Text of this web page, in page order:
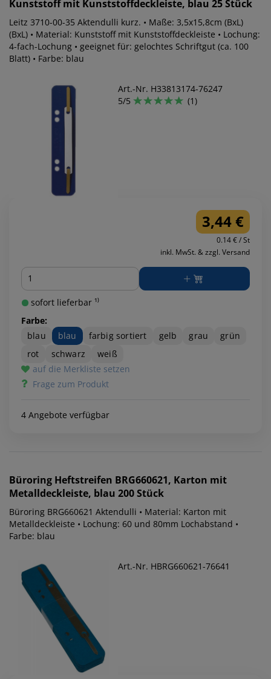
Kunststoff mit Kunststoffdeckleiste, blau 25 Stück
Leitz 3710-00-35 Aktendulli kurz. • Maße: 3,5x15,8cm (BxL)
(BxL) • Material: Kunststoff mit Kunststoffdeckleiste • Lochung:
4-fach-Lochung • geeignet für: gelochtes Schriftgut (ca. 100
Blatt) • Farbe: blau
Art.-Nr. H33813174-76247
5/5
(1)
3,44 €
0.14 € / St
inkl. MwSt. & zzgl. Versand
Menge
sofort lieferbar ¹⁾
Farbe:
blau
blau farbig sortiert gelb grau
grün
rot
schwarz
weiß
auf die Merkliste setzen
Frage zum Produkt
4 Angebote verfügbar
Büroring Heftstreifen BRG660621, Karton mit
Metalldeckleiste, blau 200 Stück
Büroring BRG660621 Aktendulli • Material: Karton mit
Metalldeckleiste • Lochung: 60 und 80mm Lochabstand •
Farbe: blau
Art.-Nr. HBRG660621-76641